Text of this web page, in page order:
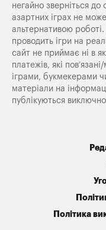
негайно зверніться
азартних іграх не
альтернативою
проводить ігри на
сайт не приймає ні в
платежів, які
іграми, букмекерами
матеріали на
публікуються
Політика